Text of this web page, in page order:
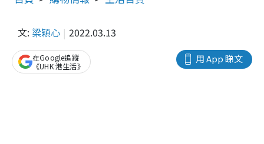
文: 梁穎心 2022.03.13
用 App 睇文
在Google追蹤
《UHK 港生活》